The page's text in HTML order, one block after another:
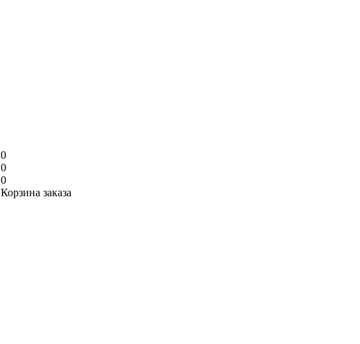
0
0
0
Корзина заказа